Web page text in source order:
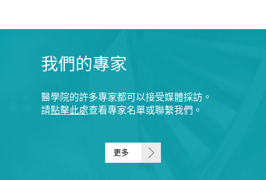
我們的專家
醫學院的許多專家都可以接受媒體採訪。
請點擊此處查看專家名單或聯繫我們。
更多